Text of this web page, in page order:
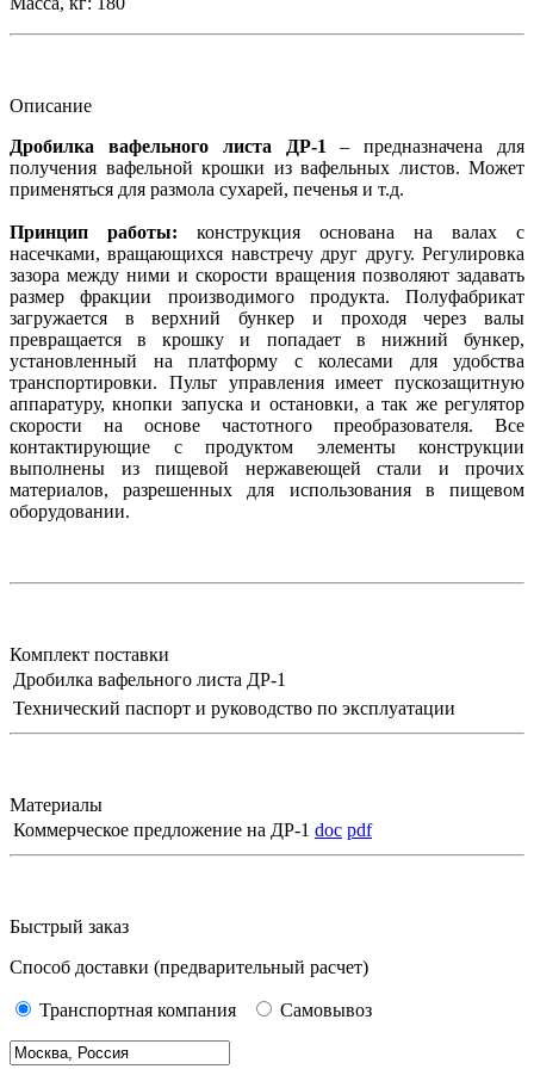
Описание
Дробилка вафельного листа ДР-1 – предназначена для
получения вафельной крошки из вафельных листов. Может
применяться для размола сухарей, печенья и т.д.
Принцип работы: конструкция основана на валах с
насечками, вращающихся навстречу друг другу. Регулировка
зазора между ними и скорости вращения позволяют задавать
размер фракции производимого продукта. Полуфабрикат
загружается в верхний бункер и проходя через валы
превращается в крошку и попадает в нижний бункер,
установленный на платформу с колесами для удобства
транспортировки. Пульт управления имеет пускозащитную
аппаратуру, кнопки запуска и остановки, а так же регулятор
скорости на основе частотного преобразователя. Все
контактирующие с продуктом элементы конструкции
выполнены из пищевой нержавеющей стали и прочих
материалов, разрешенных для использования в пищевом
оборудовании.
Комплект поставки
Дробилка вафельного листа ДР-1
Технический паспорт и руководство по эксплуатации
Материалы
Коммерческое предложение на ДР-1 doc pdf
Быстрый заказ
Способ доставки (предварительный расчет)
Транспортная компания Самовывоз